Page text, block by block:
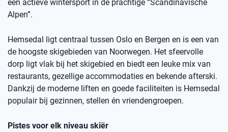
een actieve wintersport in de prachtige “Scandinavische
Alpen”.
Hemsedal ligt centraal tussen Oslo en Bergen en is een van
de hoogste skigebieden van Noorwegen. Het sfeervolle
dorp ligt vlak bij het skigebied en biedt een leuke mix van
restaurants, gezellige accommodaties en bekende afterski.
Dankzij de moderne liften en goede faciliteiten is Hemsedal
populair bij gezinnen, stellen én vriendengroepen.
Pistes voor elk niveau skiër